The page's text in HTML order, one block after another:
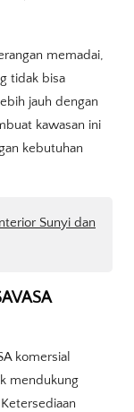
memadai,
tidak bisa
jauh dengan
kawasan ini
kebutuhan
Sunyi dan
komersial
mendukung